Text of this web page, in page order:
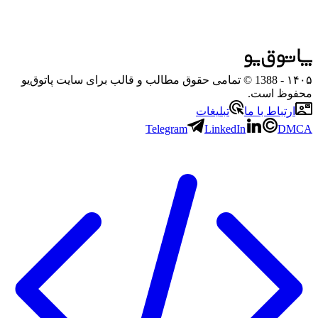
۱۴۰۵
- 1388 © تمامی حقوق مطالب و قالب برای سایت پاتوق‌یو
محفوظ است.
ارتباط با ما
تبلیغات
Telegram
LinkedIn DMCA